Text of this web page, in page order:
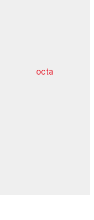
octa
dziļurbums